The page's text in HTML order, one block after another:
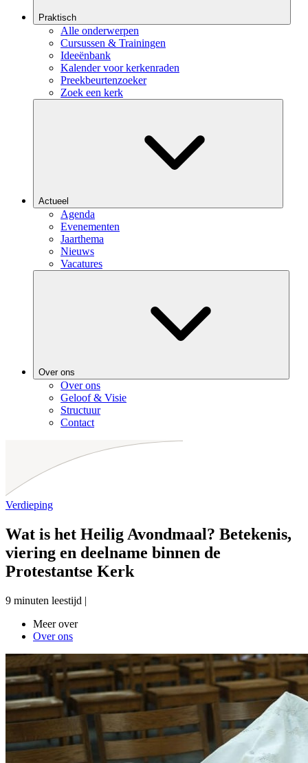
Praktisch
Alle onderwerpen
Cursussen & Trainingen
Ideeënbank
Kalender voor kerkenraden
Preekbeurtenzoeker
Zoek een kerk
Actueel
Agenda
Evenementen
Jaarthema
Nieuws
Vacatures
Over ons
Over ons
Geloof & Visie
Structuur
Contact
Verdieping
Wat is het Heilig Avondmaal? Betekenis,
viering en deelname binnen de
Protestantse Kerk
9 minuten leestijd |
Meer over
Over ons